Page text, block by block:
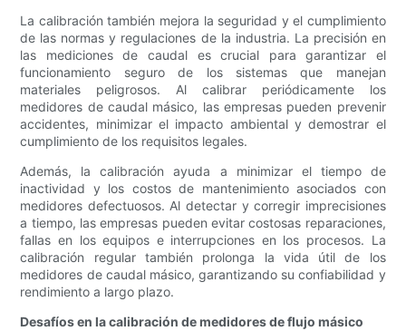
La calibración también mejora la seguridad y el cumplimiento
de las normas y regulaciones de la industria. La precisión en
las mediciones de caudal es crucial para garantizar el
funcionamiento seguro de los sistemas que manejan
materiales peligrosos. Al calibrar periódicamente los
medidores de caudal másico, las empresas pueden prevenir
accidentes, minimizar el impacto ambiental y demostrar el
cumplimiento de los requisitos legales.
Además, la calibración ayuda a minimizar el tiempo de
inactividad y los costos de mantenimiento asociados con
medidores defectuosos. Al detectar y corregir imprecisiones
a tiempo, las empresas pueden evitar costosas reparaciones,
fallas en los equipos e interrupciones en los procesos. La
calibración regular también prolonga la vida útil de los
medidores de caudal másico, garantizando su confiabilidad y
rendimiento a largo plazo.
Desafíos en la calibración de medidores de flujo másico